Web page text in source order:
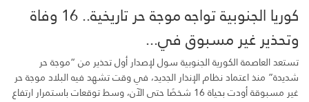
كوريا الجنوبية تواجه موجة حر تاريخية.. 16 وفاة
وتحذير غير مسبوق في...
تستعد العاصمة الكورية الجنوبية سول لإصدار أول تحذير من “موجة حر
شديدة” منذ اعتماد نظام الإنذار الجديد، في وقت تشهد فيه البلاد موجة حر
غير مسبوقة أودت بحياة 16 شخصًا حتى الآن، وسط توقعات باستمرار ارتفاع